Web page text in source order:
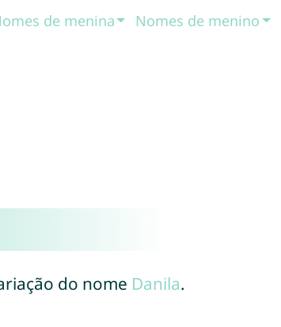
de menina Nomes de menino
do nome Danila.